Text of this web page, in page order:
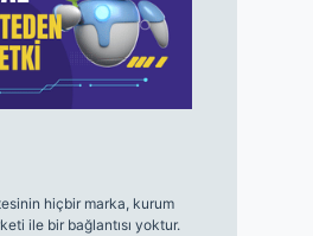
hiçbir marka, kurum
ile bir bağlantısı yoktur.